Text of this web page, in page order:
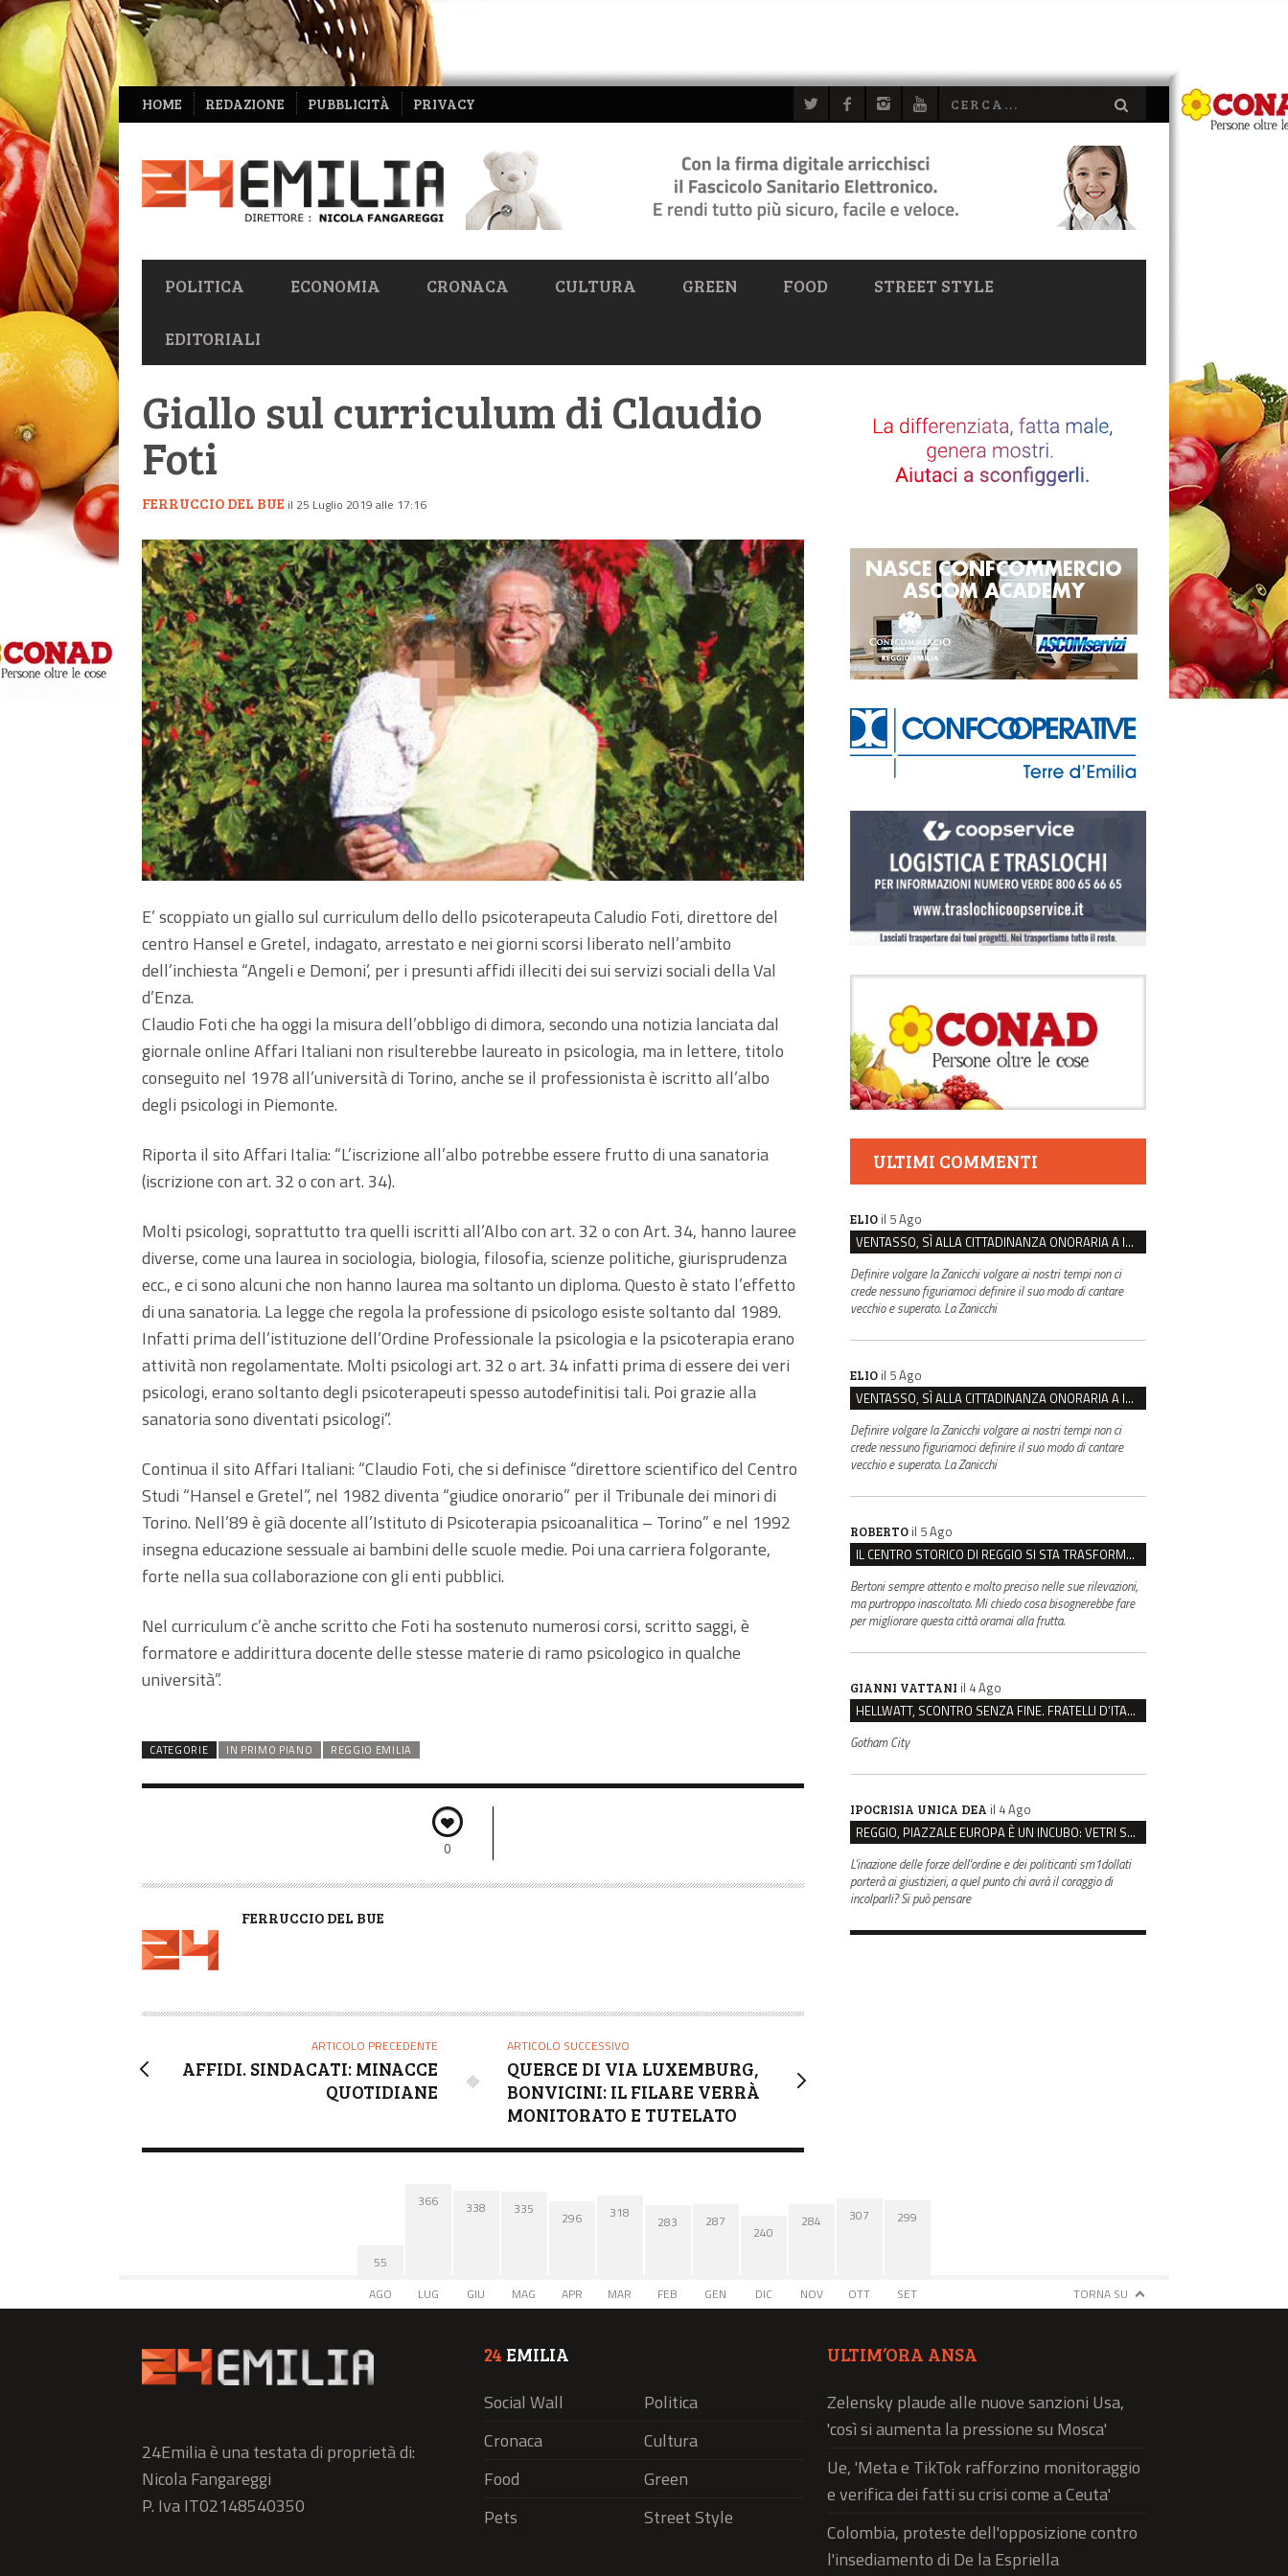
NAVIGAZIONE
SECONDARIA
HOME REDAZIONE PUBBLICITÀ PRIVACY
NAVIGAZIONE
PRIMARIA
POLITICA ECONOMIA CRONACA CULTURA GREEN FOOD STREET STYLE
EDITORIALI
Giallo sul curriculum di Claudio
Foti
FERRUCCIO DEL BUE il 25 Luglio 2019 alle 17:16
E’ scoppiato un giallo sul curriculum dello dello psicoterapeuta Caludio Foti, direttore del
centro Hansel e Gretel, indagato, arrestato e nei giorni scorsi liberato nell’ambito
dell’inchiesta “Angeli e Demoni’, per i presunti affidi illeciti dei sui servizi sociali della Val
d’Enza.
Claudio Foti che ha oggi la misura dell’obbligo di dimora, secondo una notizia lanciata dal
giornale online Affari Italiani non risulterebbe laureato in psicologia, ma in lettere, titolo
conseguito nel 1978 all’università di Torino, anche se il professionista è iscritto all’albo
degli psicologi in Piemonte.
Riporta il sito Affari Italia: “L’iscrizione all’albo potrebbe essere frutto di una sanatoria
(iscrizione con art. 32 o con art. 34).
Molti psicologi, soprattutto tra quelli iscritti all’Albo con art. 32 o con Art. 34, hanno lauree
diverse, come una laurea in sociologia, biologia, filosofia, scienze politiche, giurisprudenza
ecc., e ci sono alcuni che non hanno laurea ma soltanto un diploma. Questo è stato l’effetto
di una sanatoria. La legge che regola la professione di psicologo esiste soltanto dal 1989.
Infatti prima dell’istituzione dell’Ordine Professionale la psicologia e la psicoterapia erano
attività non regolamentate. Molti psicologi art. 32 o art. 34 infatti prima di essere dei veri
psicologi, erano soltanto degli psicoterapeuti spesso autodefinitisi tali. Poi grazie alla
sanatoria sono diventati psicologi”.
Continua il sito Affari Italiani: “Claudio Foti, che si definisce “direttore scientifico del Centro
Studi “Hansel e Gretel”, nel 1982 diventa “giudice onorario” per il Tribunale dei minori di
Torino. Nell’89 è già docente all’Istituto di Psicoterapia psicoanalitica – Torino” e nel 1992
insegna educazione sessuale ai bambini delle scuole medie. Poi una carriera folgorante,
forte nella sua collaborazione con gli enti pubblici.
Nel curriculum c’è anche scritto che Foti ha sostenuto numerosi corsi, scritto saggi, è
formatore e addirittura docente delle stesse materie di ramo psicologico in qualche
università”.
CATEGORIE IN PRIMO PIANO REGGIO EMILIA
0
A
R
FERRUCCIO DEL BUE
ARTICOLO PRECEDENTE
AFFIDI. SINDACATI: MINACCE
QUOTIDIANE
ARTICOLO SUCCESSIVO
QUERCE DI VIA LUXEMBURG,
BONVICINI: IL FILARE VERRÀ
MONITORATO E TUTELATO
ULTIMI COMMENTI
ELIO il 5 Ago
VENTASSO, SÌ ALLA CITTADINANZA ONORARIA A IVA ZANICCHI. MA BARGIACCHI: “È DI PESSIMO GUSTO”
Definire volgare la Zanicchi volgare ai nostri tempi non ci
crede nessuno figuriamoci definire il suo modo di cantare
vecchio e superato. La Zanicchi
ELIO il 5 Ago
VENTASSO, SÌ ALLA CITTADINANZA ONORARIA A IVA ZANICCHI. MA BARGIACCHI: “È DI PESSIMO GUSTO”
Definire volgare la Zanicchi volgare ai nostri tempi non ci
crede nessuno figuriamoci definire il suo modo di cantare
vecchio e superato. La Zanicchi
ROBERTO il 5 Ago
IL CENTRO STORICO DI REGGIO SI STA TRASFORMANDO, E NON IN MEGLIO
Bertoni sempre attento e molto preciso nelle sue rilevazioni,
ma purtroppo inascoltato. Mi chiedo cosa bisognerebbe fare
per migliorare questa città oramai alla frutta.
GIANNI VATTANI il 4 Ago
HELLWATT, SCONTRO SENZA FINE. FRATELLI D’ITALIA: “MILANI PORTA DOCUMENTI, DE FRANCO INSULTI”
Gotham City
IPOCRISIA UNICA DEA il 4 Ago
REGGIO, PIAZZALE EUROPA È UN INCUBO: VETRI SPACCATI E FURTI SULLE AUTO IN SOSTA
L'inazione delle forze dell'ordine e dei politicanti sm1dollati
porterà ai giustizieri, a quel punto chi avrà il coraggio di
incolparli? Si può pensare
55
AGO
366
LUG
338
GIU
335
MAG
296
APR
318
MAR
283
FEB
287
GEN
240
DIC
284
NOV
307
OTT
299
SET TORNA SU
24Emilia è una testata di proprietà di:
Nicola Fangareggi
P. Iva IT02148540350
24 EMILIA
Social Wall
Politica
Cronaca
Cultura
Food
Green
Pets
Street Style
ULTIM’ORA ANSA
Zelensky plaude alle nuove sanzioni Usa,
'così si aumenta la pressione su Mosca'
Ue, 'Meta e TikTok rafforzino monitoraggio
e verifica dei fatti su crisi come a Ceuta'
Colombia, proteste dell'opposizione contro
l'insediamento di De la Espriella